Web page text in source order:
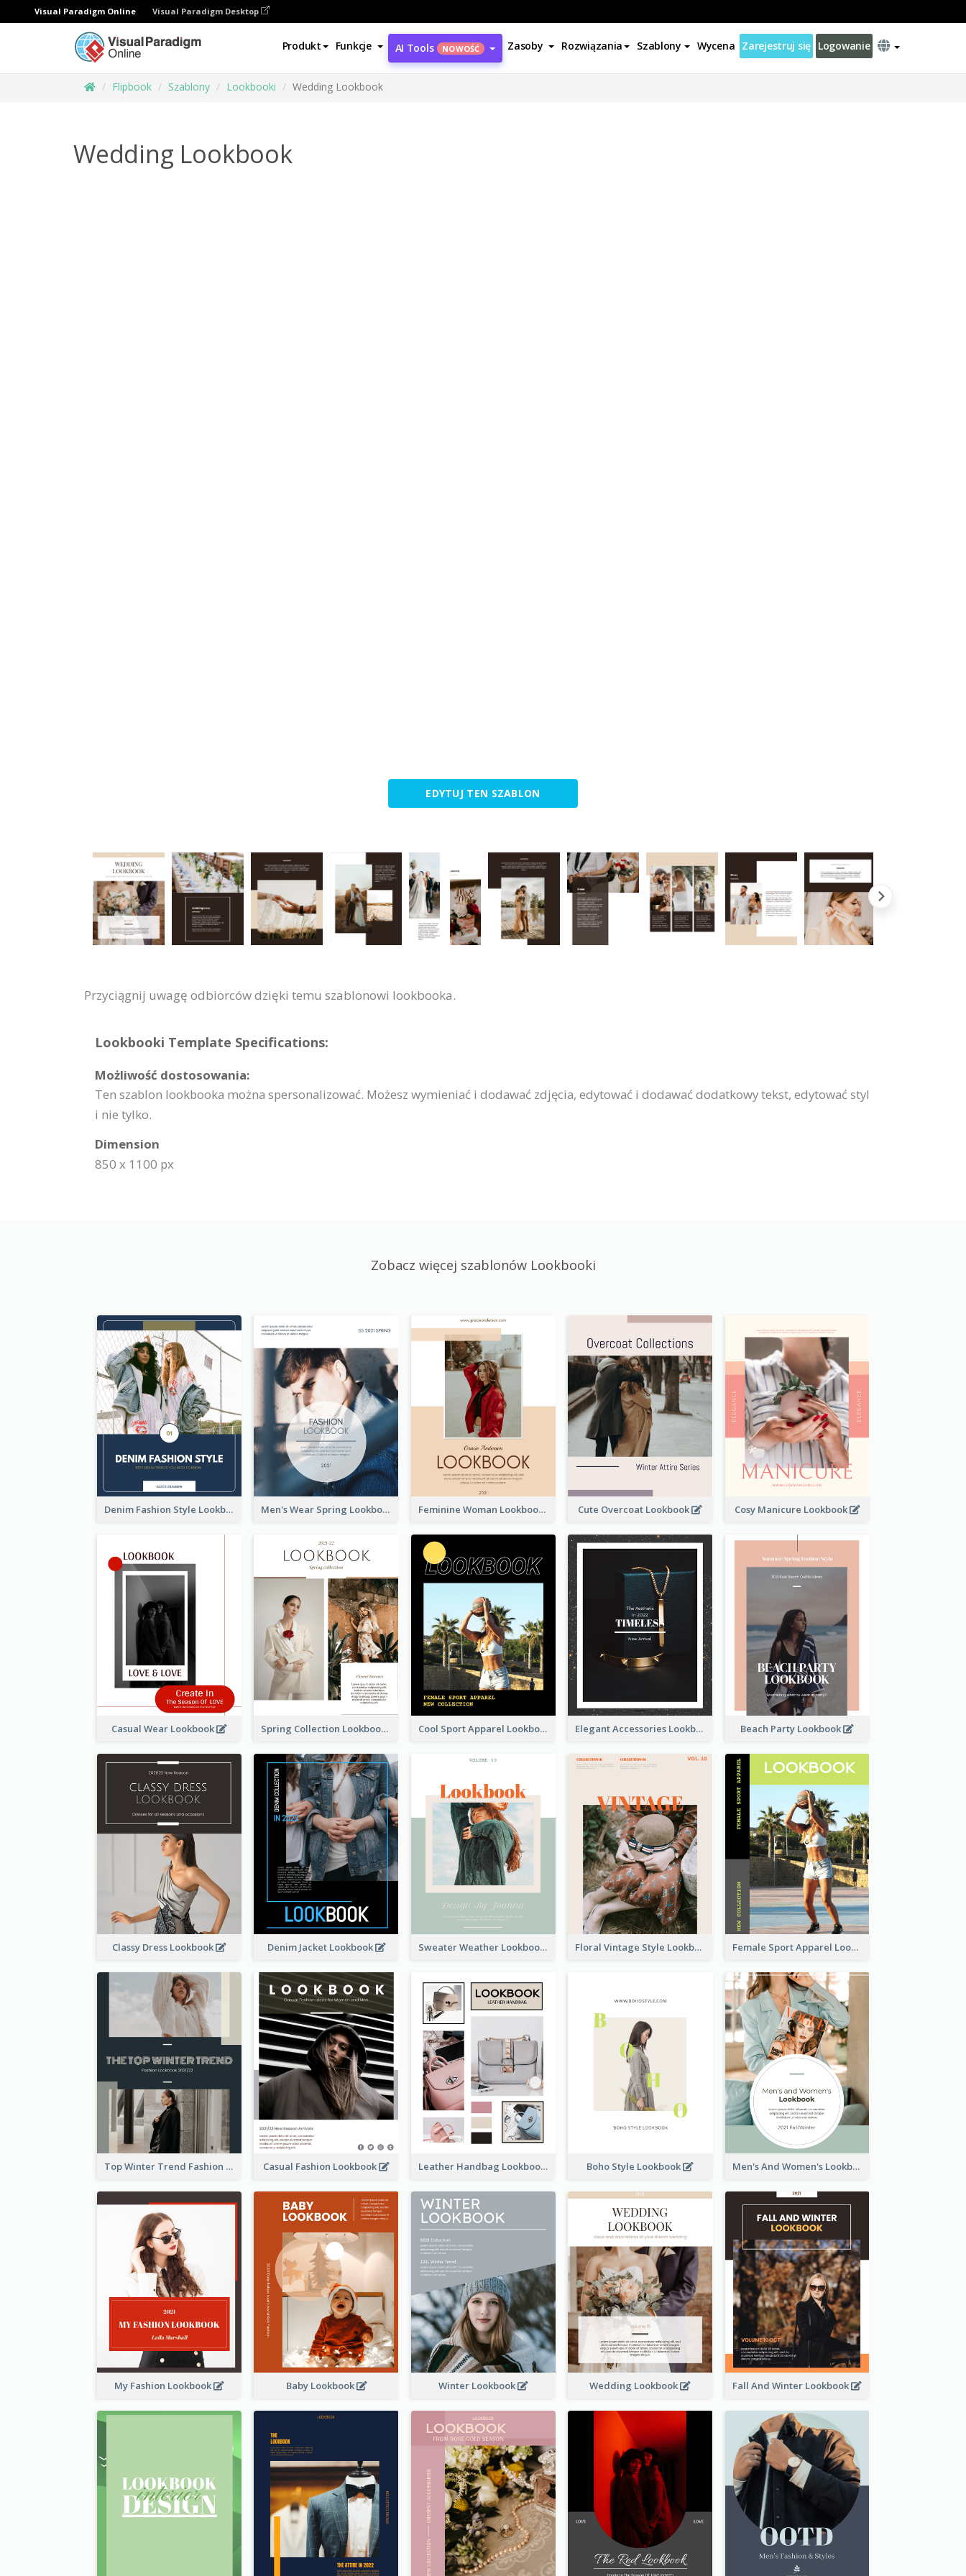
Visual Paradigm Online Visual Paradigm Desktop
Produkt Funkcje AI Tools NOWOŚĆ Zasoby Rozwiązania Szablony Wycena Zarejestruj się Logowanie
Flipbook Szablony Lookbooki Wedding Lookbook
Wedding Lookbook
EDYTUJ TEN SZABLON
Przyciągnij uwagę odbiorców dzięki temu szablonowi lookbooka.
Lookbooki Template Specifications:
Możliwość dostosowania:
Ten szablon lookbooka można spersonalizować. Możesz wymieniać i dodawać zdjęcia, edytować i dodawać dodatkowy tekst, edytować styl
i nie tylko.
Dimension
850 x 1100 px
Zobacz więcej szablonów Lookbooki
Denim Fashion Style Lookbook Men's Wear Spring Lookbook Feminine Woman Lookbook Cute Overcoat Lookbook Cosy Manicure Lookbook
Casual Wear Lookbook Spring Collection Lookbook Cool Sport Apparel Lookbook Elegant Accessories Lookbook Beach Party Lookbook
Classy Dress Lookbook Denim Jacket Lookbook Sweater Weather Lookbook Floral Vintage Style Lookbook Female Sport Apparel Lookbook
Top Winter Trend Fashion Lookbook Casual Fashion Lookbook Leather Handbag Lookbook Boho Style Lookbook Men's And Women's Lookbook
My Fashion Lookbook Baby Lookbook Winter Lookbook Wedding Lookbook Fall And Winter Lookbook